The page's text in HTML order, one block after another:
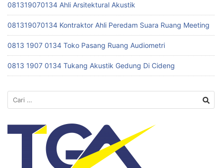
081319070134 Ahli Arsitektural Akustik
081319070134 Kontraktor Ahli Peredam Suara Ruang Meeting
0813 1907 0134 Toko Pasang Ruang Audiometri
0813 1907 0134 Tukang Akustik Gedung Di Cideng
Cari
untuk: